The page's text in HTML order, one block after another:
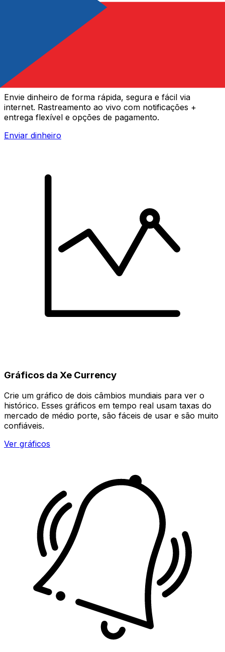
Transferência internacional de dinheiro Xe
Envie dinheiro de forma rápida, segura e fácil via
internet. Rastreamento ao vivo com notificações +
entrega flexível e opções de pagamento.
Enviar dinheiro
Gráficos da Xe Currency
Crie um gráfico de dois câmbios mundiais para ver o
histórico. Esses gráficos em tempo real usam taxas do
mercado de médio porte, são fáceis de usar e são muito
confiáveis.
Ver gráficos